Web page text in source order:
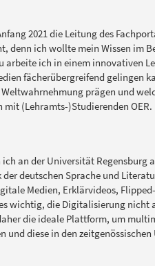
2021 die Leitung des
denn ich wollte mein Wissen im
arbeite ich in einem innovativen
fächerübergreifend gelingen
prägen und
mit (Lehramts-)Studierenden OER.
an der Universität
deutschen Sprache und
Medien, Erklärvideos,
wichtig, die Digitalisierung nicht
die ideale Plattform, um
diese in den